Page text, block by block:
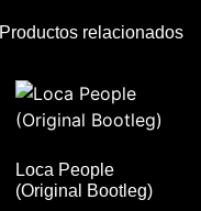
Productos relacionados
Loca People
(Original Bootleg)